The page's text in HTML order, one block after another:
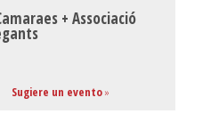
+ Associació
Sugiere un evento»